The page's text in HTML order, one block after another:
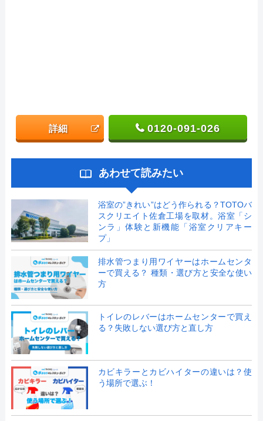
詳細 0120-091-026
あわせて読みたい
浴室の”きれい”はどう作られる？TOTOバ
スクリエイト佐倉工場を取材。浴室「シ
ンラ」体験と新機能「浴室クリアキー
プ」
排水管つまり用ワイヤーはホームセンタ
ーで買える？ 種類・選び方と安全な使い
方
トイレのレバーはホームセンターで買え
る？失敗しない選び方と直し方
カビキラーとカビハイターの違いは？使
う場所で選ぶ！